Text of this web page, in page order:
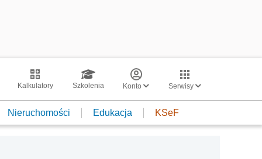
Kalkulatory Szkolenia Konto Serwisy
Nieruchomości Edukacja KSeF